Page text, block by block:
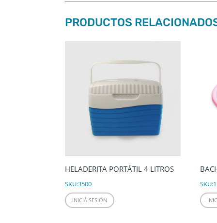
PRODUCTOS
HELADERITA PORTÁTIL 4 LITROS
SKU:3500
INICIÁ SESIÓN
SKU: